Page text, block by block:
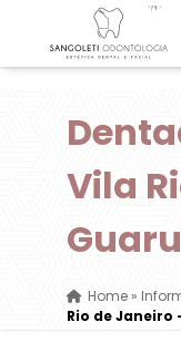
Vila
Home»
Rio de Janeiro